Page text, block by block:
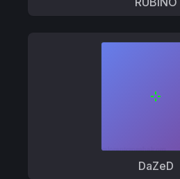
DaZeD